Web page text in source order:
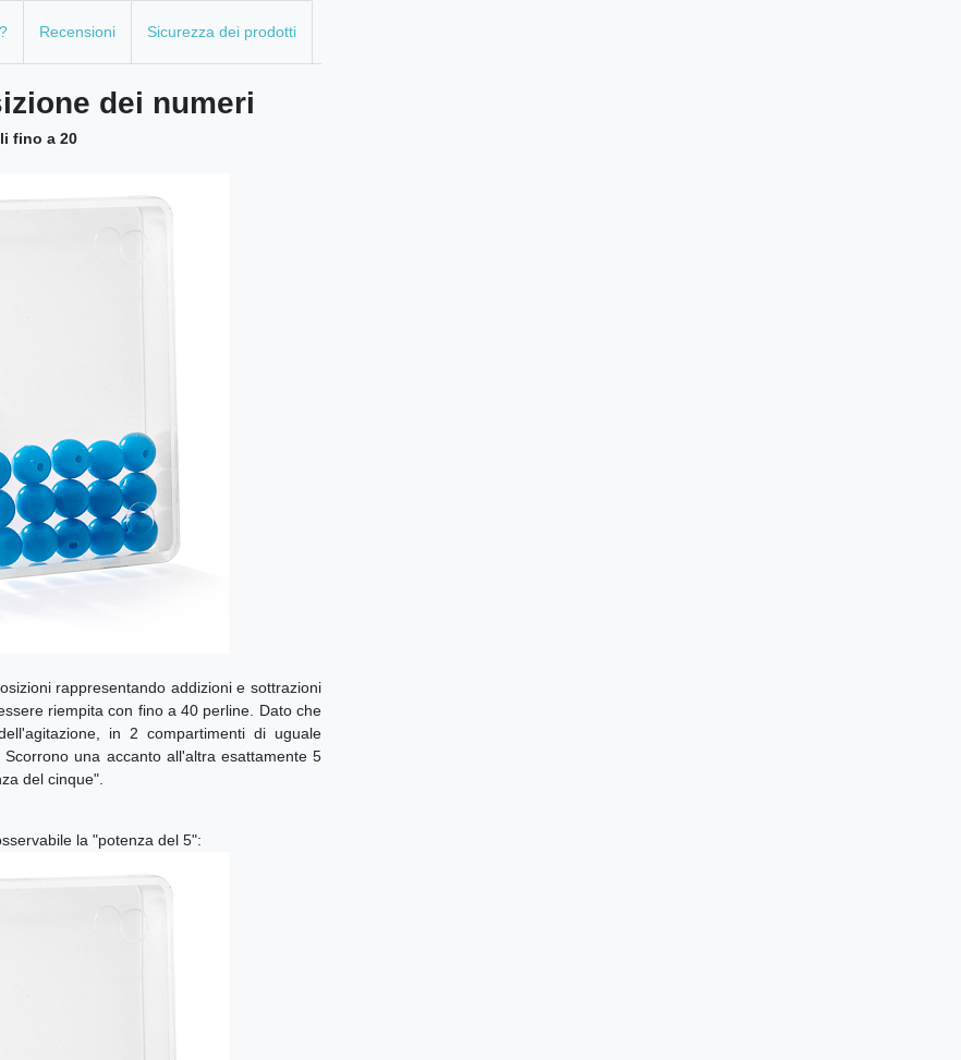
Recensioni Sicurezza dei prodotti
dei numeri
fino a 20
rappresentando addizioni e sottrazioni
riempita con fino a 40 perline. Dato che
in 2 compartimenti di uguale
una accanto all'altra esattamente 5
del cinque".
la "potenza del 5":